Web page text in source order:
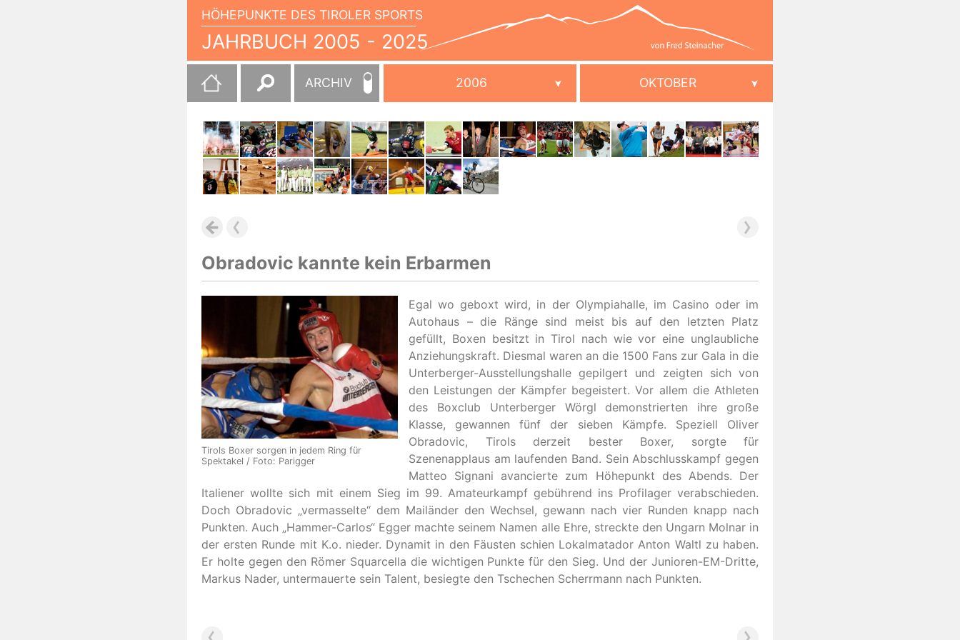
HÖHEPUNKTE DES TIROLER SPORTS
JAHRBUCH 2005 - 2025
JAHRBUCH
2005
2025
Suchen
nach:
ARCHIV 2006 OKTOBER
Obradovic kannte kein Erbarmen
Tirols Boxer sorgen in jedem Ring für
Spektakel / Foto: Parigger
Egal wo geboxt wird, in der Olympiahalle, im Casino oder im
Autohaus – die Ränge sind meist bis auf den letzten Platz
gefüllt, Boxen besitzt in Tirol nach wie vor eine unglaubliche
Anziehungskraft. Diesmal waren an die 1500 Fans zur Gala in die
Unterberger-Ausstellungshalle gepilgert und zeigten sich von
den Leistungen der Kämpfer begeistert. Vor allem die Athleten
des Boxclub Unterberger Wörgl demonstrierten ihre große
Klasse, gewannen fünf der sieben Kämpfe. Speziell Oliver
Obradovic, Tirols derzeit bester Boxer, sorgte für
Szenenapplaus am laufenden Band. Sein Abschlusskampf gegen
Matteo Signani avancierte zum Höhepunkt des Abends. Der
Italiener wollte sich mit einem Sieg im 99. Amateurkampf gebührend ins Profilager verabschieden.
Doch Obradovic „vermasselte“ dem Mailänder den Wechsel, gewann nach vier Runden knapp nach
Punkten. Auch „Hammer-Carlos“ Egger machte seinem Namen alle Ehre, streckte den Ungarn Molnar in
der ersten Runde mit K.o. nieder. Dynamit in den Fäusten schien Lokalmatador Anton Waltl zu haben.
Er holte gegen den Römer Squarcella die wichtigen Punkte für den Sieg. Und der Junioren-EM-Dritte,
Markus Nader, untermauerte sein Talent, besiegte den Tschechen Scherrmann nach Punkten.